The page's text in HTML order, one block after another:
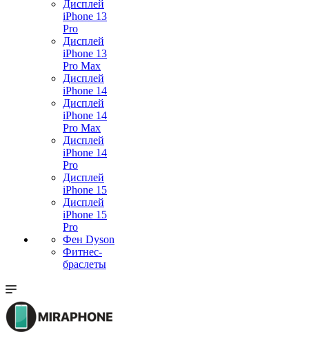
Дисплей
iPhone 13
Pro
Дисплей
iPhone 13
Pro Max
Дисплей
iPhone 14
Дисплей
iPhone 14
Pro Max
Дисплей
iPhone 14
Pro
Дисплей
iPhone 15
Дисплей
iPhone 15
Pro
Фен Dyson
Фитнес-
браслеты